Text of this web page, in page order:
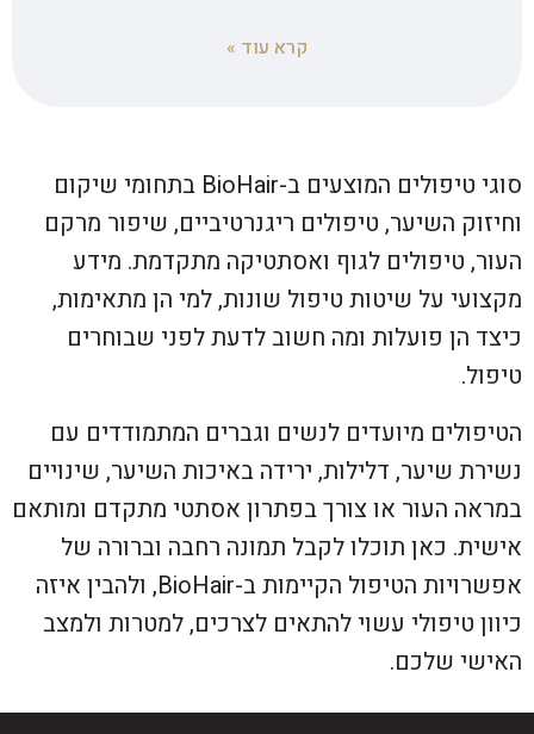
קרא עוד »
סוגי טיפולים המוצעים ב-BioHair בתחומי שיקום
וחיזוק השיער, טיפולים ריגנרטיביים, שיפור מרקם
העור, טיפולים לגוף ואסתטיקה מתקדמת. מידע
מקצועי על שיטות טיפול שונות, למי הן מתאימות,
כיצד הן פועלות ומה חשוב לדעת לפני שבוחרים
טיפול.
הטיפולים מיועדים לנשים וגברים המתמודדים עם
נשירת שיער, דלילות, ירידה באיכות השיער, שינויים
במראה העור או צורך בפתרון אסתטי מתקדם ומותאם
אישית. כאן תוכלו לקבל תמונה רחבה וברורה של
אפשרויות הטיפול הקיימות ב-BioHair, ולהבין איזה
כיוון טיפולי עשוי להתאים לצרכים, למטרות ולמצב
האישי שלכם.